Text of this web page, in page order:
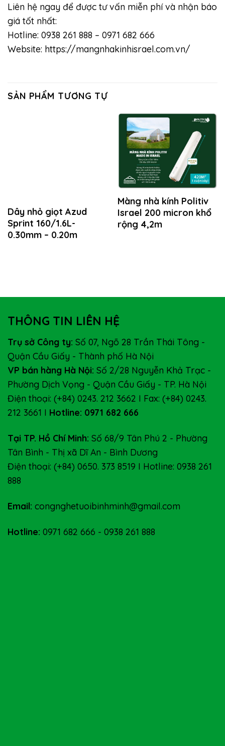
Liên hệ ngay để được tư vấn miễn phí và nhận báo
giá tốt nhất:
Hotline: 0938 261 888 – 0971 682 666
Website: https://mangnhakinhisrael.com.vn/
SẢN PHẨM TƯƠNG TỰ
Dây nhỏ giọt Azud
Sprint 160/1.6L-
0.30mm – 0.20m
Màng nhà kính Politiv
Israel 200 micron khổ
rộng 4,2m
THÔNG TIN LIÊN HỆ
Trụ sở Công ty: Số 07, Ngõ 28 Trần Thái Tông -
Quận Cầu Giấy - Thành phố Hà Nội
VP bán hàng Hà Nội: Số 2/28 Nguyễn Khả Trạc -
Phường Dịch Vọng - Quận Cầu Giấy - TP. Hà Nội
Điện thoại: (+84) 0243. 212 3662 I Fax: (+84) 0243.
212 3661 I Hotline: 0971 682 666
Tại TP. Hồ Chí Minh: Số 68/9 Tân Phú 2 - Phường
Tân Bình - Thị xã Dĩ An - Bình Dương
Điện thoại: (+84) 0650. 373 8519 I Hotline: 0938 261
888
Email: congnghetuoibinhminh@gmail.com
Hotline: 0971 682 666 - 0938 261 888